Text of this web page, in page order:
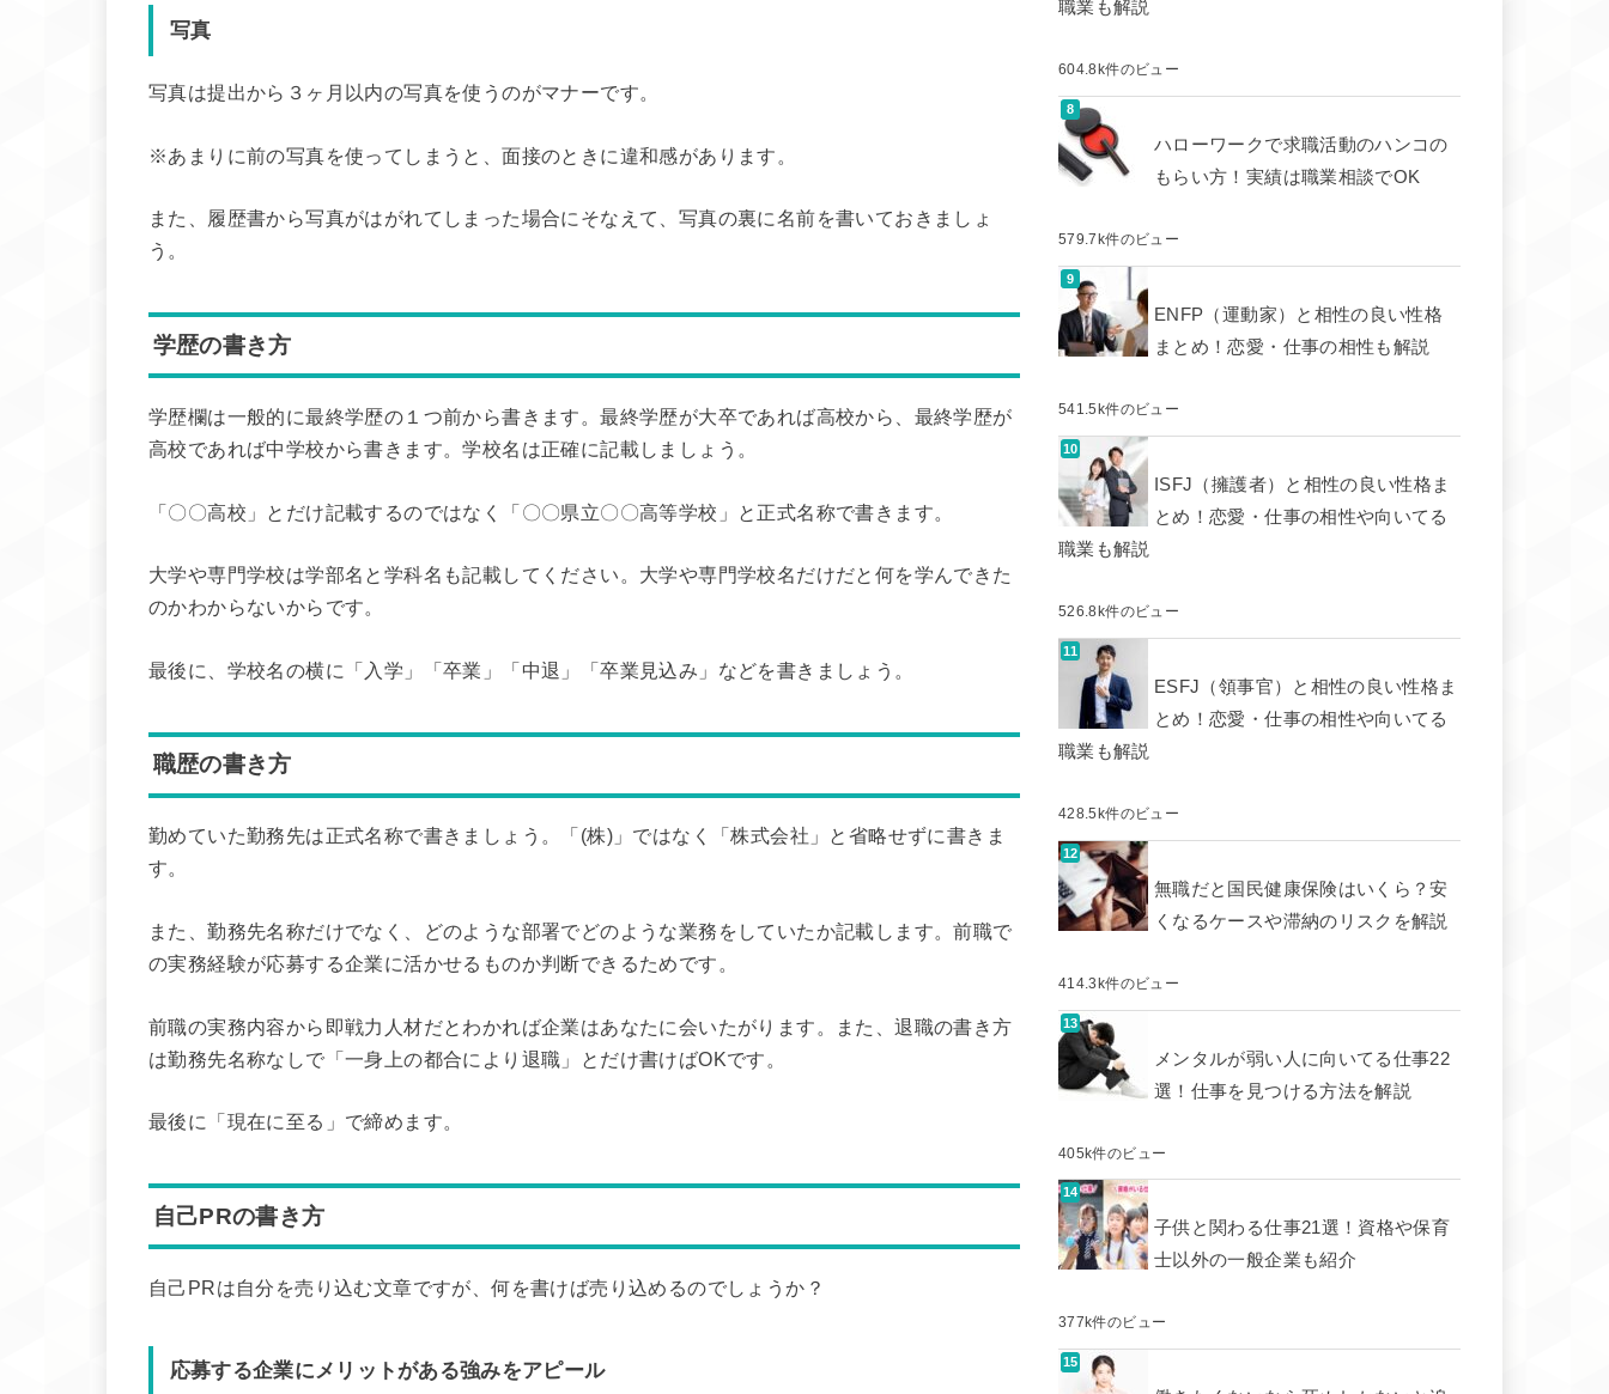
写真
写真は提出から３ヶ月以内の写真を使うのがマナーです。
※あまりに前の写真を使ってしまうと、面接のときに違和感があります。
また、履歴書から写真がはがれてしまった場合にそなえて、写真の裏に名前を書いておきましょ
う。
学歴の書き方
学歴欄は一般的に最終学歴の１つ前から書きます。最終学歴が大卒であれば高校から、最終学歴が
高校であれば中学校から書きます。学校名は正確に記載しましょう。
「〇〇高校」とだけ記載するのではなく「〇〇県立〇〇高等学校」と正式名称で書きます。
大学や専門学校は学部名と学科名も記載してください。大学や専門学校名だけだと何を学んできた
のかわからないからです。
最後に、学校名の横に「入学」「卒業」「中退」「卒業見込み」などを書きましょう。
職歴の書き方
勤めていた勤務先は正式名称で書きましょう。「(株)」ではなく「株式会社」と省略せずに書きま
す。
また、勤務先名称だけでなく、どのような部署でどのような業務をしていたか記載します。前職で
の実務経験が応募する企業に活かせるものか判断できるためです。
前職の実務内容から即戦力人材だとわかれば企業はあなたに会いたがります。また、退職の書き方
は勤務先名称なしで「一身上の都合により退職」とだけ書けばOKです。
最後に「現在に至る」で締めます。
自己PRの書き方
自己PRは自分を売り込む文章ですが、何を書けば売り込めるのでしょうか？
応募する企業にメリットがある強みをアピール
職業も解説
604.8k件のビュー
ハローワークで求職活動のハンコの
もらい方！実績は職業相談でOK
579.7k件のビュー
ENFP（運動家）と相性の良い性格
まとめ！恋愛・仕事の相性も解説
541.5k件のビュー
ISFJ（擁護者）と相性の良い性格ま
とめ！恋愛・仕事の相性や向いてる
職業も解説
526.8k件のビュー
ESFJ（領事官）と相性の良い性格ま
とめ！恋愛・仕事の相性や向いてる
職業も解説
428.5k件のビュー
無職だと国民健康保険はいくら？安
くなるケースや滞納のリスクを解説
414.3k件のビュー
メンタルが弱い人に向いてる仕事22
選！仕事を見つける方法を解説
405k件のビュー
子供と関わる仕事21選！資格や保育
士以外の一般企業も紹介
377k件のビュー